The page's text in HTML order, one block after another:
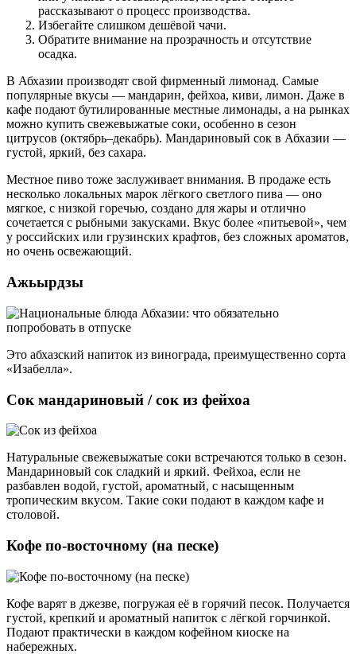
рассказывают о процесс производства.
Избегайте слишком дешёвой чачи.
Обратите внимание на прозрачность и отсутствие
осадка.
В Абхазии производят свой фирменный лимонад. Самые
популярные вкусы — мандарин, фейхоа, киви, лимон. Даже в
кафе подают бутилированные местные лимонады, а на рынках
можно купить свежевыжатые соки, особенно в сезон
цитрусов (октябрь–декабрь). Мандариновый сок в Абхазии —
густой, яркий, без сахара.
Местное пиво тоже заслуживает внимания. В продаже есть
несколько локальных марок лёгкого светлого пива — оно
мягкое, с низкой горечью, создано для жары и отлично
сочетается с рыбными закусками. Вкус более «питьевой», чем
у российских или грузинских крафтов, без сложных ароматов,
но очень освежающий.
Ажьырдзы
Это абхазский напиток из винограда, преимущественно сорта
«Изабелла».
Сок мандариновый / сок из фейхоа
Натуральные свежевыжатые соки встречаются только в сезон.
Мандариновый сок сладкий и яркий. Фейхоа, если не
разбавлен водой, густой, ароматный, с насыщенным
тропическим вкусом. Такие соки подают в каждом кафе и
столовой.
Кофе по-восточному (на песке)
Кофе варят в джезве, погружая её в горячий песок. Получается
густой, крепкий и ароматный напиток с лёгкой горчинкой.
Подают практически в каждом кофейном киоске на
набережных.